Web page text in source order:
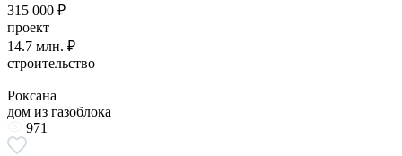
315 000 ₽
проект
14.7 млн. ₽
строительство
Роксана
дом из газоблока
971